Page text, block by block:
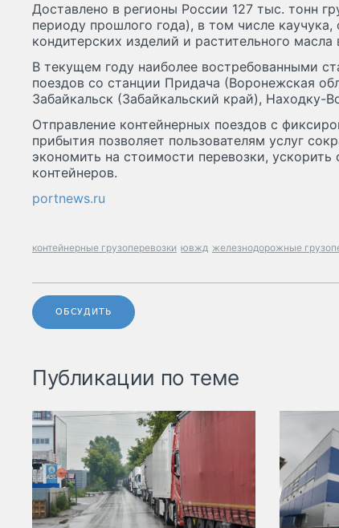
Доставлено в регионы России 127 тыс. тонн
периоду прошлого года), в том числе
кондитерских изделий и растительного масла
В текущем году наиболее востребованными
поездов со станции Придача (Воронежская
Забайкальск (Забайкальский край), Находку-
Отправление контейнерных поездов с
прибытия позволяет пользователям услуг
экономить на стоимости перевозки,
контейнеров.
portnews.ru
контейнерные грузоперевозки ювжд железнодорожные
ОБСУДИТЬ
Публикации по теме